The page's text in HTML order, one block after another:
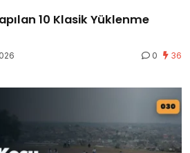
10 Klasik Yüklenme
0 36